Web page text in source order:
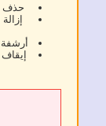
حذف المقالات
إزالة الروابط
أرشفة أو
إيقاف أو حظر